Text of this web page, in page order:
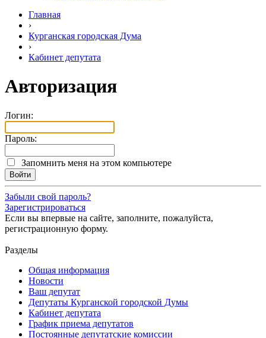
Главная
›
Курганская городская Дума
›
Кабинет депутата
Авторизация
Логин:
Пароль:
Запомнить меня на этом компьютере
Забыли свой пароль?
Зарегистрироваться
Если вы впервые на сайте, заполните, пожалуйста,
регистрационную форму.
Разделы
Общая информация
Новости
Ваш депутат
Депутаты Курганской городской Думы
Кабинет депутата
График приема депутатов
Постоянные депутатские комиссии